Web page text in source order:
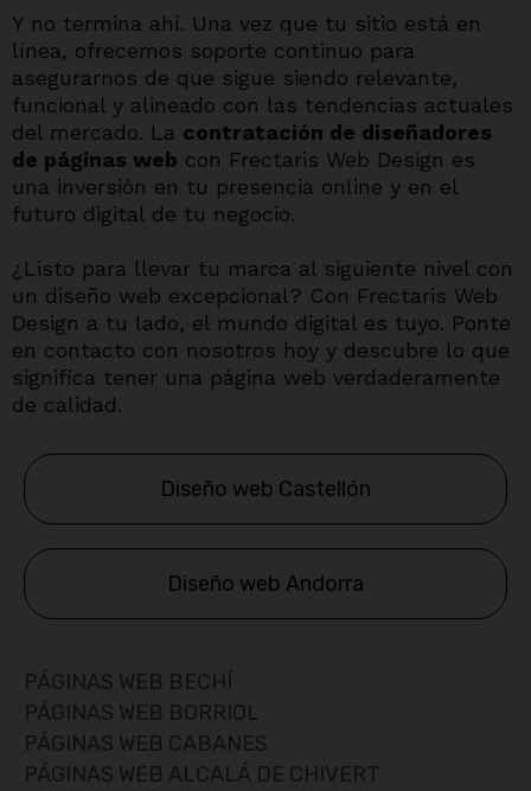
Y no termina ahí. Una vez que tu sitio está en
línea, ofrecemos soporte continuo para
asegurarnos de que sigue siendo relevante,
funcional y alineado con las tendencias actuales
del mercado. La contratación de diseñadores
de páginas web con Frectaris Web Design es
una inversión en tu presencia online y en el
futuro digital de tu negocio.
¿Listo para llevar tu marca al siguiente nivel con
un diseño web excepcional? Con Frectaris Web
Design a tu lado, el mundo digital es tuyo. Ponte
en contacto con nosotros hoy y descubre lo que
significa tener una página web verdaderamente
de calidad.
Diseño web Castellón
Diseño web Andorra
PÁGINAS WEB BECHÍ
PÁGINAS WEB BORRIOL
PÁGINAS WEB CABANES
PÁGINAS WEB ALCALÁ DE CHIVERT